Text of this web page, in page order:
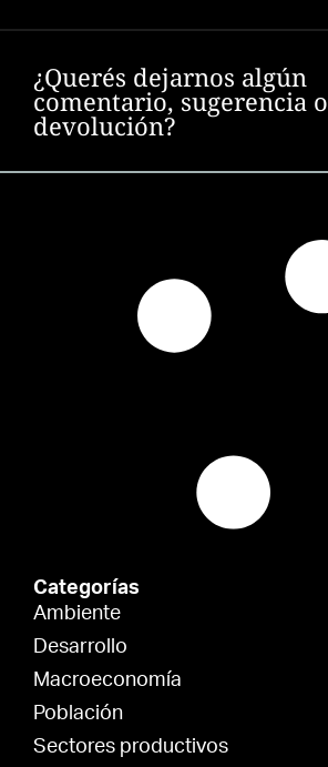
¿Querés dejarnos algún
comentario, sugerencia o
devolución?
Categorías
Ambiente
Desarrollo
Macroeconomía
Población
Sectores productivos